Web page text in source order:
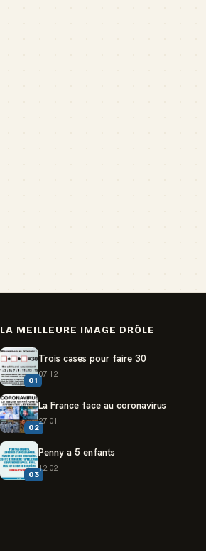
LA MEILLEURE IMAGE DRÔLE
01
Trois cases pour faire 30
07.12
02
La France face au coronavirus
27.01
03
Penny a 5 enfants
12.02